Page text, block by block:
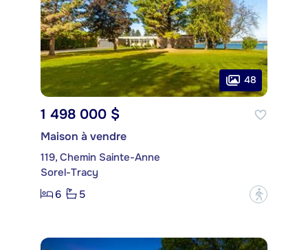
48
1 498 000 $
Maison à vendre
119, Chemin Sainte-Anne
Sorel-Tracy
6
5 ?